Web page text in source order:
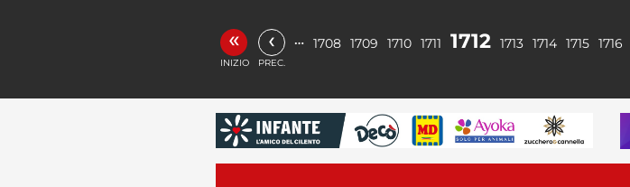
«
INIZIO
‹
PREC.
… 1708 1709 1710 1711 1712 1713 1714 1715 1716